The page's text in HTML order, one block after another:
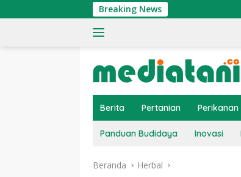
ke
Breaking News
Berita Pertanian Perikanan
Panduan Budidaya Inovasi
Beranda Herbal